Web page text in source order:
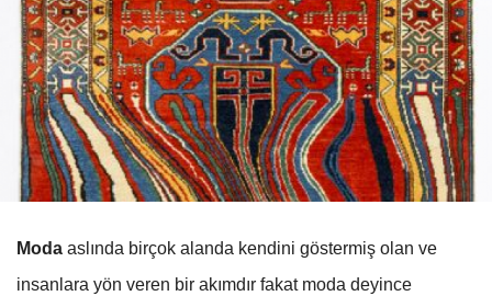
Moda aslında birçok alanda kendini göstermiş olan ve
insanlara yön veren bir akımdır fakat moda deyince